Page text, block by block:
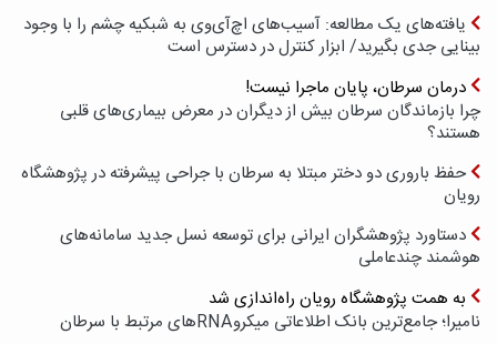
یافته‌های یک مطالعه: آسیب‌های اچ‌آی‌وی به شبکیه چشم را با وجود
بینایی جدی بگیرید/ ابزار کنترل در دسترس است
درمان سرطان، پایان ماجرا نیست!
چرا بازماندگان سرطان بیش از دیگران در معرض بیماری‌های قلبی
هستند؟
حفظ باروری دو دختر مبتلا به سرطان با جراحی پیشرفته در پژوهشگاه
رویان
دستاورد پژوهشگران ایرانی برای توسعه نسل جدید سامانه‌های
هوشمند چندعاملی
به همت پژوهشگاه رویان راه‌اندازی شد
نامیرا؛ جامع‌ترین بانک اطلاعاتی میکروRNAهای مرتبط با سرطان